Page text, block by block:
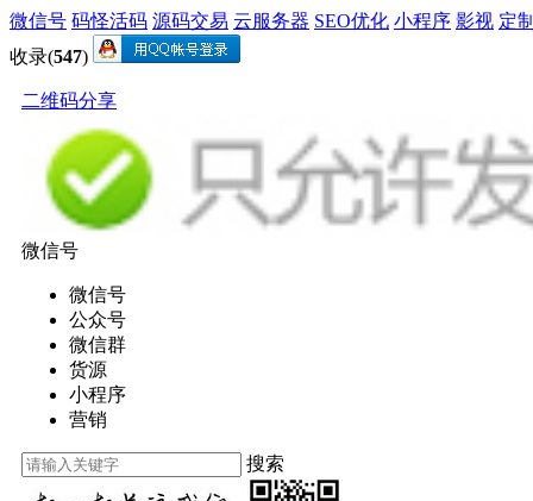
微信号 码怪活码 源码交易 云服务器 SEO优化 小程序 影视 定
收录(547)
二维码分享
微信号
微信号
公众号
微信群
货源
小程序
营销
搜索